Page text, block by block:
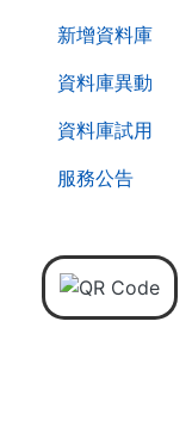
新增資料庫
資料庫異動
資料庫試用
服務公告